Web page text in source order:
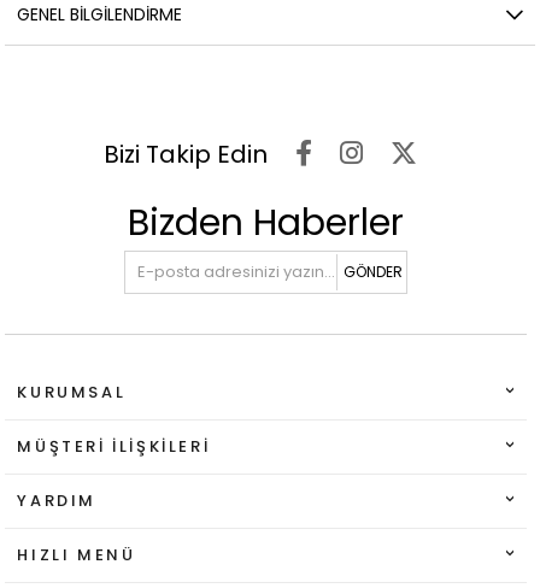
GENEL BILGILENDIRME
Bizi Takip Edin
Bizden Haberler
GÖNDER
KURUMSAL
MÜŞTERI İLIŞKILERI
YARDIM
HIZLI MENÜ